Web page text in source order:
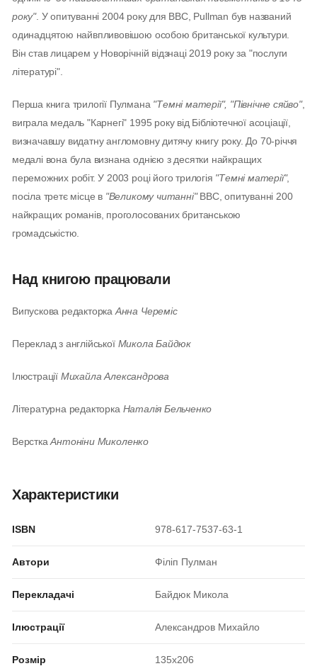
року". У опитуванні 2004 року для BBC, Pullman був названий
одинадцятою найвпливовішою особою британської культури.
Він став лицарем у Новорічній відзнаці 2019 року за "послуги
літературі".
Перша книга трилогії Пулмана "Темні матерії", "Північне сяйво",
виграла медаль "Карнегі" 1995 року від Бібліотечної асоціації,
визначавшу видатну англомовну дитячу книгу року. До 70-річчя
медалі вона була визнана однією з десятки найкращих
переможних робіт. У 2003 році його трилогія "Темні матерії",
посіла третє місце в "Великому читанні"BBC, опитуванні 200
найкращих романів, проголосованих британською
громадськістю.
Над книгою працювали
Випускова редакторка Анна Череміс
Переклад з англійської Микола Байдюк
Ілюстрації Михайла Александрова
Літературна редакторка Наталія Бельченко
Верстка Антоніни Миколенко
Характеристики
ISBN 978-617-7537-63-1
Автори Філіп Пулман
Перекладачі Байдюк Микола
Ілюстрації Александров Михайло
Розмір 135x206